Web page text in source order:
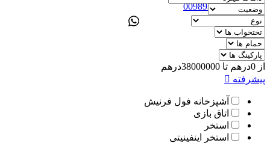
00989305885808
از 0درهم تا 38000000درهم
پیشرفته
آشپزخانه فول فرنیش
اتاق بازی
استخر
استخر اینفینیتی